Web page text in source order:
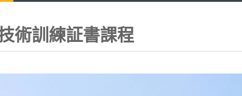
術訓練証書課程